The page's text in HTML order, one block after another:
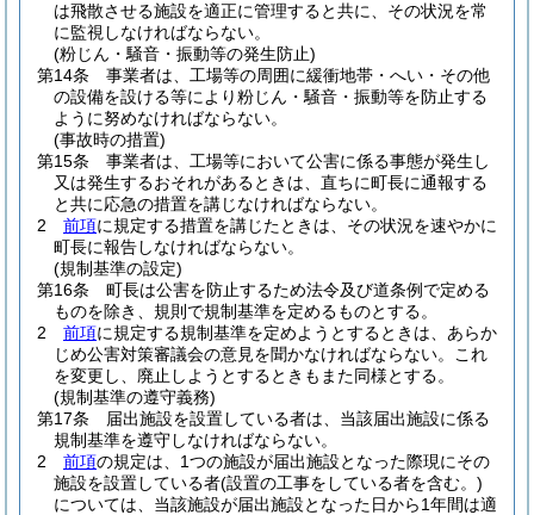
は飛散させる施設を適正に管理すると共に、その状況を常
に監視しなければならない。
(粉じん・騒音・振動等の発生防止)
第14条
事業者は、工場等の周囲に緩衝地帯・へい・その他
の設備を設ける等により粉じん・騒音・振動等を防止する
ように努めなければならない。
(事故時の措置)
第15条
事業者は、工場等において公害に係る事態が発生し
又は発生するおそれがあるときは、直ちに町長に通報する
と共に応急の措置を講じなければならない。
2
前項に規定する措置を講じたときは、その状況を速やかに
町長に報告しなければならない。
(規制基準の設定)
第16条
町長は公害を防止するため法令及び道条例で定める
ものを除き、規則で規制基準を定めるものとする。
2
前項に規定する規制基準を定めようとするときは、あらか
じめ公害対策審議会の意見を聞かなければならない。
これ
を変更し、廃止しようとするときもまた同様とする。
(規制基準の遵守義務)
第17条
届出施設を設置している者は、当該届出施設に係る
規制基準を遵守しなければならない。
2
前項の規定は、1つの施設が届出施設となった際現にその
施設を設置している者(設置の工事をしている者を含む。)
については、当該施設が届出施設となった日から1年間は適